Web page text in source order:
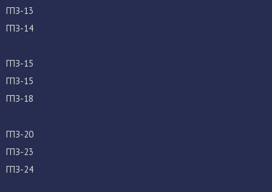
ГПЗ-13
ГПЗ-14
ГПЗ-15
ГПЗ-15
ГПЗ-18
ГПЗ-20
ГПЗ-23
ГПЗ-24